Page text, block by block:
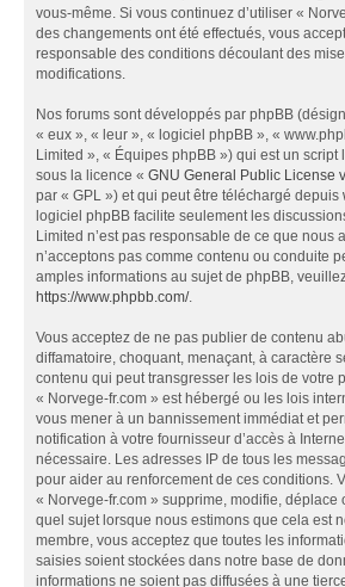
vous-même. Si vous continuez d’utiliser «
des changements ont été effectués, vous
responsable des conditions découlant des
modifications.
Nos forums sont développés par phpBB
« eux », « leur », « logiciel phpBB », «
Limited », « Équipes phpBB ») qui est un script
sous la licence « GNU General Public License
par « GPL ») et qui peut être téléchargé depuis
logiciel phpBB facilite seulement les
Limited n’est pas responsable de ce que nous
n’acceptons pas comme contenu ou conduite
amples informations au sujet de phpBB,
https://www.phpbb.com/.
Vous acceptez de ne pas publier de contenu
diffamatoire, choquant, menaçant, à caractère
contenu qui peut transgresser les lois de votre
« Norvege-fr.com » est hébergé ou les lois
vous mener à un bannissement immédiat et
notification à votre fournisseur d’accès à
nécessaire. Les adresses IP de tous les
pour aider au renforcement de ces conditions.
« Norvege-fr.com » supprime, modifie, déplace
quel sujet lorsque nous estimons que cela est
membre, vous acceptez que toutes les
saisies soient stockées dans notre base de
informations ne soient pas diffusées à une